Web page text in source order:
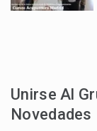
Unirse Al
Novedades